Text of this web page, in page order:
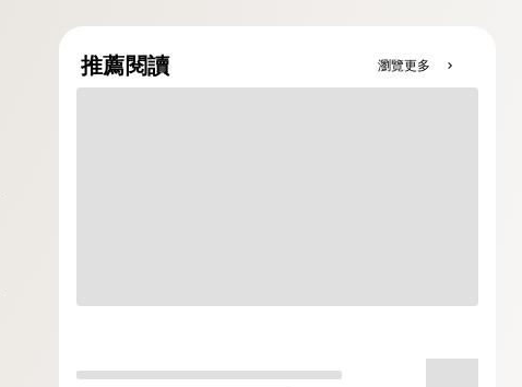
推薦閱讀 瀏覽更多 chevron_right